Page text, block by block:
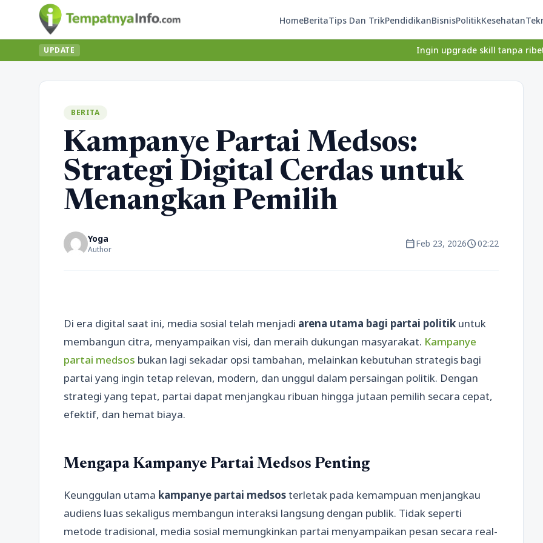
HomeBeritaTips Dan TrikPendidikanBisnisPolitikKesehatan
UPDATE Ingin upgrade skill tanpa ribet? Temukan
BERITA
Kampanye Partai Medsos:
Strategi Digital Cerdas untuk
Menangkan Pemilih
Yoga
Author calendar_todayFeb 23, 2026schedule02:22
Di era digital saat ini, media sosial telah menjadi arena utama bagi partai politik untuk
membangun citra, menyampaikan visi, dan meraih dukungan masyarakat. Kampanye
partai medsos bukan lagi sekadar opsi tambahan, melainkan kebutuhan strategis bagi
partai yang ingin tetap relevan, modern, dan unggul dalam persaingan politik. Dengan
strategi yang tepat, partai dapat menjangkau ribuan hingga jutaan pemilih secara cepat,
efektif, dan hemat biaya.
Mengapa Kampanye Partai Medsos Penting
Keunggulan utama kampanye partai medsosterletak pada kemampuan menjangkau
audiens luas sekaligus membangun interaksi langsung dengan publik. Tidak seperti
metode tradisional, media sosial memungkinkan partai menyampaikan pesan secara real-